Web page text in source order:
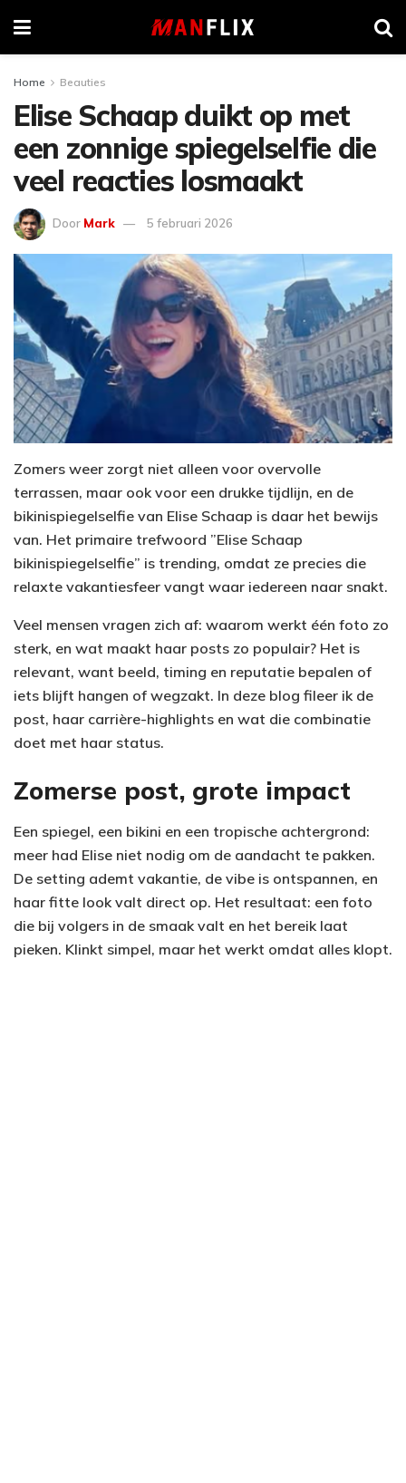
Home Beauties
Elise Schaap duikt op met
een zonnige spiegelselfie die
veel reacties losmaakt
Door Mark 5 februari 2026
Zomers weer zorgt niet alleen voor overvolle
terrassen, maar ook voor een drukke tijdlijn, en de
bikinispiegelselfie van Elise Schaap is daar het bewijs
van. Het primaire trefwoord ”Elise Schaap
bikinispiegelselfie” is trending, omdat ze precies die
relaxte vakantiesfeer vangt waar iedereen naar snakt.
Veel mensen vragen zich af: waarom werkt één foto zo
sterk, en wat maakt haar posts zo populair? Het is
relevant, want beeld, timing en reputatie bepalen of
iets blijft hangen of wegzakt. In deze blog fileer ik de
post, haar carrière-highlights en wat die combinatie
doet met haar status.
Zomerse post, grote impact
Een spiegel, een bikini en een tropische achtergrond:
meer had Elise niet nodig om de aandacht te pakken.
De setting ademt vakantie, de vibe is ontspannen, en
haar fitte look valt direct op. Het resultaat: een foto
die bij volgers in de smaak valt en het bereik laat
pieken. Klinkt simpel, maar het werkt omdat alles klopt.